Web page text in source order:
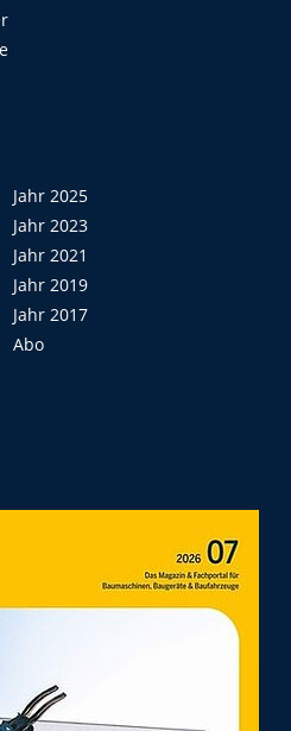
Jahr 2025
Jahr 2023
Jahr 2021
Jahr 2019
Jahr 2017
Abo